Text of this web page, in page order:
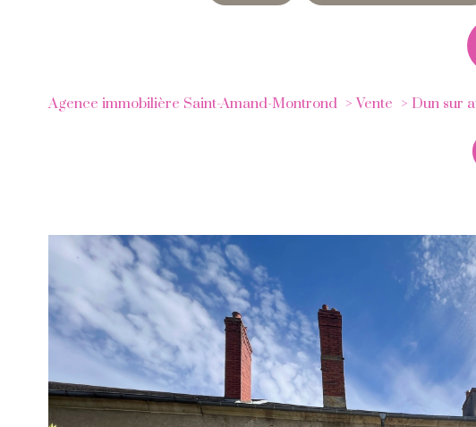
Agence immobilière Saint-Amand-Montrond Vente Dun sur